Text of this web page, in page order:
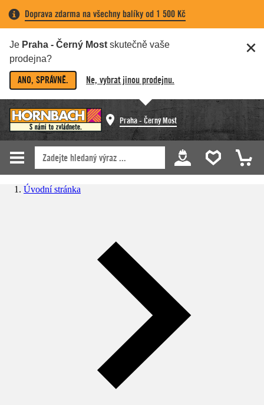
Doprava zdarma na všechny balíky od 1 500 Kč
Je Praha - Černý Most skutečně vaše
prodejna?
ANO, SPRÁVNĚ. Ne, vybrat jinou prodejnu.
Praha - Černý Most
Úvodní stránka